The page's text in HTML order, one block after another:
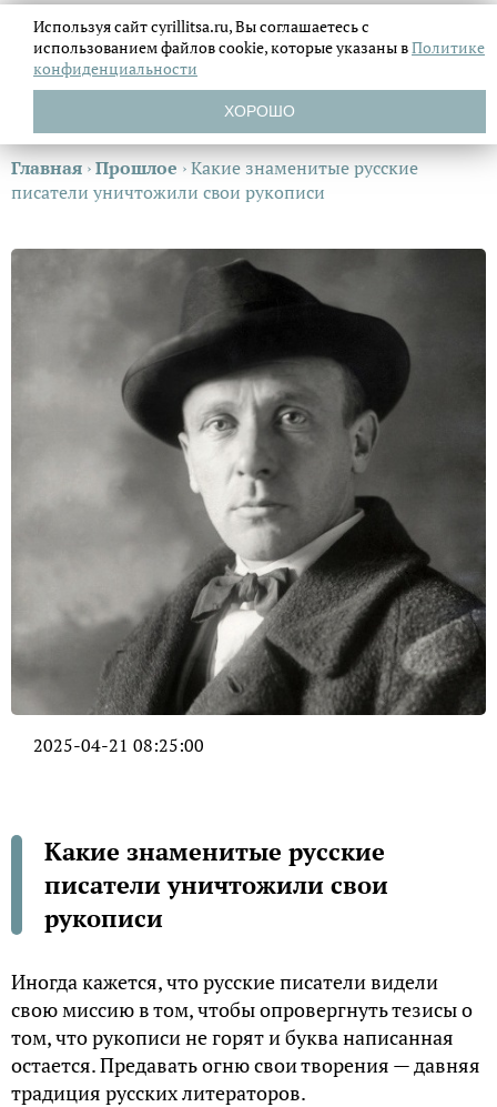
Главная ›Прошлое ›Какие знаменитые русские
писатели уничтожили свои рукописи
2025-04-21 08:25:00
Какие знаменитые русские
писатели уничтожили свои
рукописи
Иногда кажется, что русские писатели видели
свою миссию в том, чтобы опровергнуть тезисы о
том, что рукописи не горят и буква написанная
остается. Предавать огню свои творения — давняя
традиция русских литераторов.
Используя сайт cyrillitsa.ru, Вы соглашаетесь с
использованием файловcookie, которые указаны вПолитике
конфиденциальности
ХОРОШО